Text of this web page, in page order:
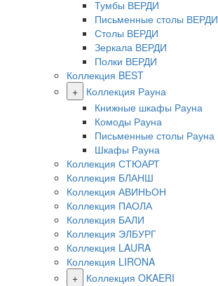
Тумбы ВЕРДИ
Письменные столы ВЕРДИ
Столы ВЕРДИ
Зеркала ВЕРДИ
Полки ВЕРДИ
Коллекция BEST
+
Коллекция Рауна
Книжные шкафы Рауна
Комоды Рауна
Письменные столы Рауна
Шкафы Рауна
Коллекция СТЮАРТ
Коллекция БЛАНШ
Коллекция АВИНЬОН
Коллекция ПАОЛА
Коллекция БАЛИ
Коллекция ЭЛБУРГ
Коллекция LAURA
Коллекция LIRONA
+
Коллекция OKAERI